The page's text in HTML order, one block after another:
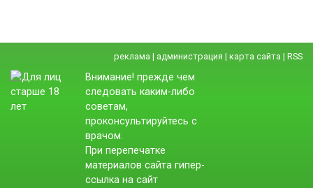
реклама | администрация | карта сайта | RSS
Внимание! прежде чем
следовать каким-либо
советам,
проконсультируйтесь с
врачом.
При перепечатке
материалов сайта гипер-
ссылка на сайт